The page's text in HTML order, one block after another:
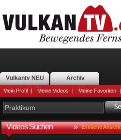
Vulkantv NEU Archiv
Mein Profil | Meine Videos | Meine Favoriten |
Videos Suchen Einfache Ansicht